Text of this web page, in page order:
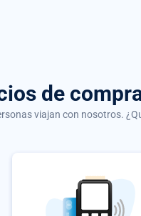
de
viajan con nosotros.